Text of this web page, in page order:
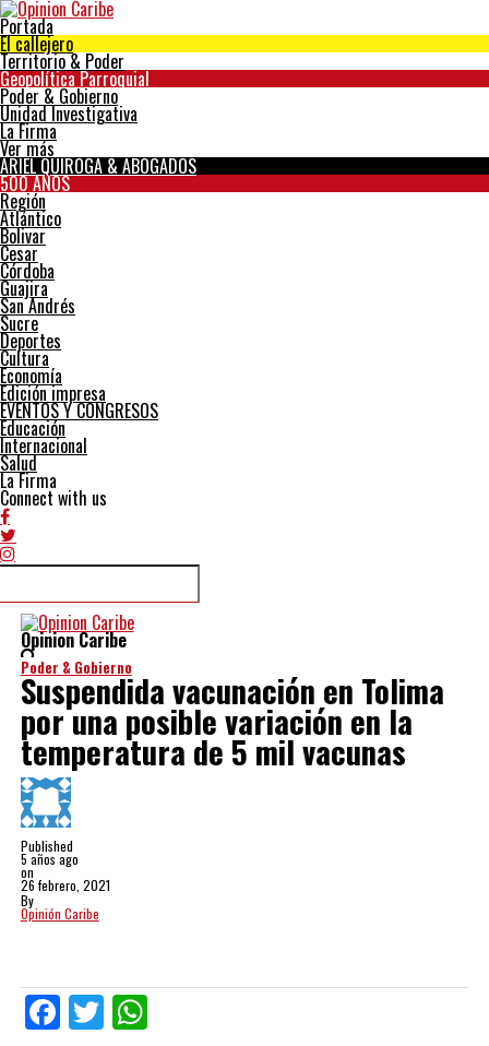
Portada
El callejero
Territorio & Poder
Geopolítica Parroquial
Poder & Gobierno
Unidad Investigativa
La Firma
Ver más
ARIEL QUIROGA & ABOGADOS
500 AÑOS
Región
Atlántico
Bolivar
Cesar
Córdoba
Guajira
San Andrés
Sucre
Deportes
Cultura
Economía
Edición impresa
EVENTOS Y CONGRESOS
Educación
Internacional
Salud
La Firma
Connect with us
Opinion Caribe
Poder & Gobierno
Suspendida vacunación en Tolima
por una posible variación en la
temperatura de 5 mil vacunas
Published
5 años ago
on
26 febrero, 2021
By
Opinión Caribe
Facebook
TwitterWhatsApp